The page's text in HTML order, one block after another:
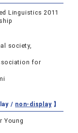
Linguistics 2011
society,
for
/ non-display】
Young